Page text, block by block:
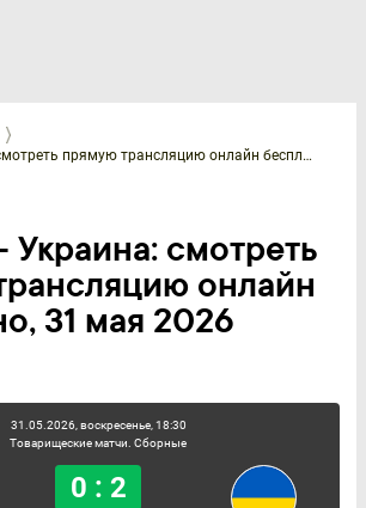
Польша – Украина: смотреть прямую трансляцию онлайн бесплатно, 31 мая 2026
смотреть
онлайн
31 мая 2026
31.05.2026, воскресенье, 18:30
Товарищеские матчи. Сборные
0 : 2